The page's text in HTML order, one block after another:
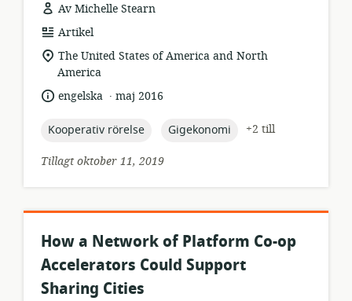
Av Michelle Stearn
resursformat:
Artikel
relevant
plats:
The United States of America and North
America
språk:engelska .
publiceringsdatum:
maj 2016
topic:
Kooperativ rörelse topic:
Gigekonomi
+2 till
Tillagt oktober 11, 2019
How a Network of Platform Co-op
Accelerators Could Support
Sharing Cities